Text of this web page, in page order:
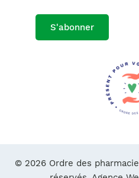
S'abonner
© 2026 Ordre des